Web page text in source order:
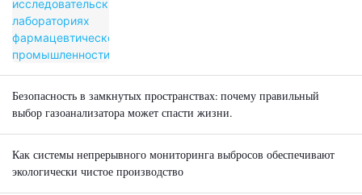
Безопасность в замкнутых пространствах: почему правильный
выбор газоанализатора может спасти жизни.
Как системы непрерывного мониторинга выбросов обеспечивают
экологически чистое производство